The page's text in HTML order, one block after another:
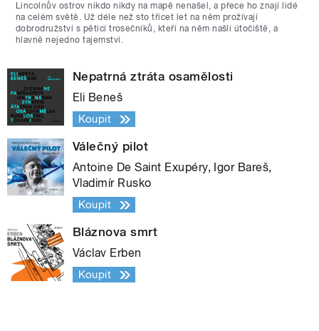
Lincolnův ostrov nikdo nikdy na mapě nenašel, a přece ho znají lidé
na celém světě. Už déle než sto třicet let na něm prožívají
dobrodružství s pěticí trosečníků, kteří na něm našli útočiště, a
hlavně nejedno tajemství.
Nepatrná ztráta osamělosti
Eli Beneš
Koupit
Válečný pilot
Antoine De Saint Exupéry, Igor Bareš,
Vladimír Rusko
Koupit
Bláznova smrt
Václav Erben
Koupit